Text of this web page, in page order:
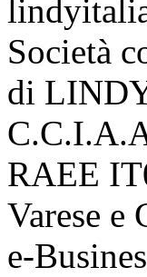
Società
di
RAEE
Varese e
e-